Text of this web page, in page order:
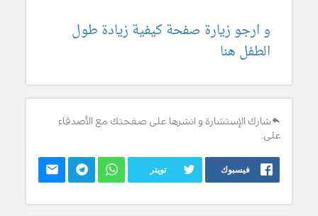
و ارجو زيارة صفحة كيفية زيادة طول
الطفل هنا
شارك الإستشارة و انشرها على صفحتك مع الأصدقاء
على:
فيسبوك تويتر